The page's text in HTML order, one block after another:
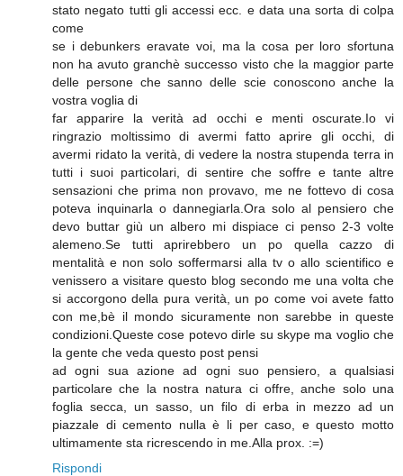
stato negato tutti gli accessi ecc. e data una sorta di colpa
come
se i debunkers eravate voi, ma la cosa per loro sfortuna
non ha avuto granchè successo visto che la maggior parte
delle persone che sanno delle scie conoscono anche la
vostra voglia di
far apparire la verità ad occhi e menti oscurate.Io vi
ringrazio moltissimo di avermi fatto aprire gli occhi, di
avermi ridato la verità, di vedere la nostra stupenda terra in
tutti i suoi particolari, di sentire che soffre e tante altre
sensazioni che prima non provavo, me ne fottevo di cosa
poteva inquinarla o dannegiarla.Ora solo al pensiero che
devo buttar giù un albero mi dispiace ci penso 2-3 volte
alemeno.Se tutti aprirebbero un po quella cazzo di
mentalità e non solo soffermarsi alla tv o allo scientifico e
venissero a visitare questo blog secondo me una volta che
si accorgono della pura verità, un po come voi avete fatto
con me,bè il mondo sicuramente non sarebbe in queste
condizioni.Queste cose potevo dirle su skype ma voglio che
la gente che veda questo post pensi
ad ogni sua azione ad ogni suo pensiero, a qualsiasi
particolare che la nostra natura ci offre, anche solo una
foglia secca, un sasso, un filo di erba in mezzo ad un
piazzale di cemento nulla è li per caso, e questo motto
ultimamente sta ricrescendo in me.Alla prox. :=)
Rispondi